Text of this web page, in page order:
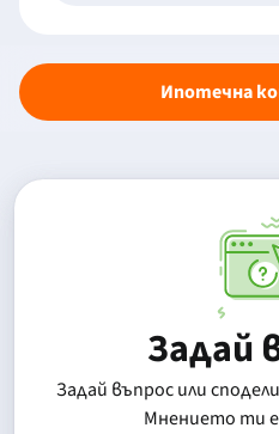
Ипотечна
Задай
Задай въпрос или
Mнението ти е